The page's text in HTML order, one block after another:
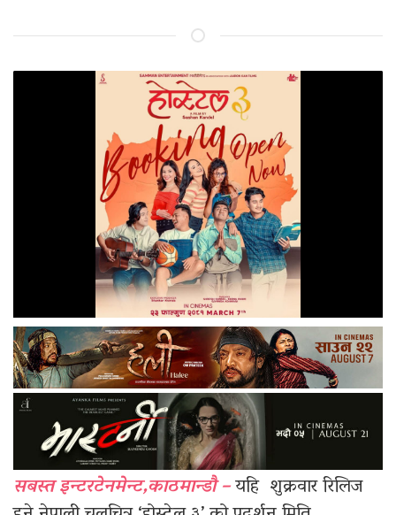
सबस्त इन्टरटेनमेन्ट,काठमान्डौ –यहि शुक्रवार रिलिज